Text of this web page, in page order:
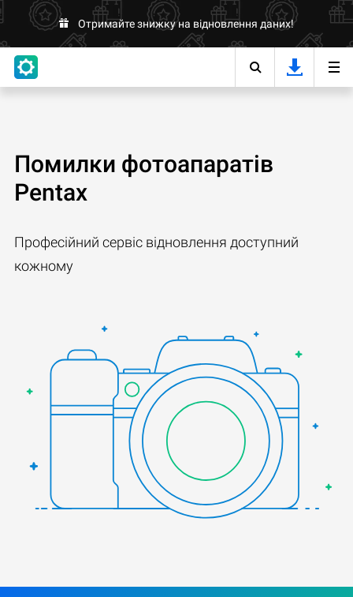
Отримайте знижку на відновлення даних!
Помилки фотоапаратів
Pentax
Професійний сервіс відновлення доступний
кожному